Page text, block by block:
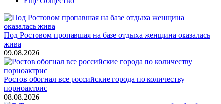
Под Ростовом пропавшая на базе отдыха женщина оказалась
жива
09.08.2026
Ростов обогнал все российские города по количеству
порноактрис
08.08.2026